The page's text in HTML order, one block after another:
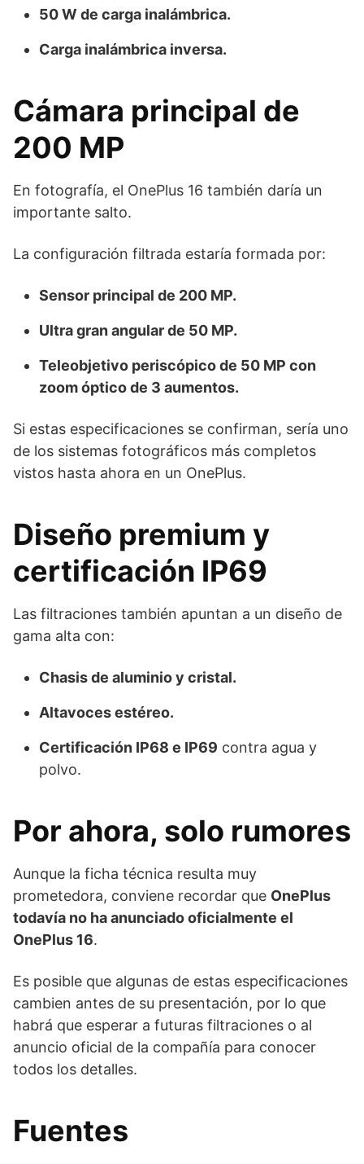
50 W de carga inalámbrica.
Carga inalámbrica inversa.
Cámara principal de
200 MP
En fotografía, el OnePlus 16 también daría un
importante salto.
La configuración filtrada estaría formada por:
Sensor principal de 200 MP.
Ultra gran angular de 50 MP.
Teleobjetivo periscópico de 50 MP con
zoom óptico de 3 aumentos.
Si estas especificaciones se confirman, sería uno
de los sistemas fotográficos más completos
vistos hasta ahora en un OnePlus.
Diseño premium y
certificación IP69
Las filtraciones también apuntan a un diseño de
gama alta con:
Chasis de aluminio y cristal.
Altavoces estéreo.
Certificación IP68 e IP69 contra agua y
polvo.
Por ahora, solo rumores
Aunque la ficha técnica resulta muy
prometedora, conviene recordar que OnePlus
todavía no ha anunciado oficialmente el
OnePlus 16.
Es posible que algunas de estas especificaciones
cambien antes de su presentación, por lo que
habrá que esperar a futuras filtraciones o al
anuncio oficial de la compañía para conocer
todos los detalles.
Fuentes